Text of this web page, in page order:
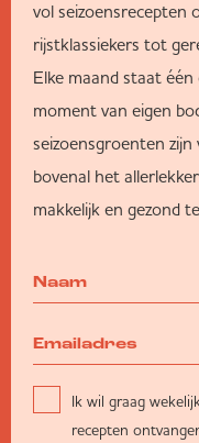
vol seizoensrecepten
rijstklassiekers tot
Elke maand staat
moment van eigen
seizoensgroenten
bovenal het
makkelijk en gezond
Ik wil graag
recepten